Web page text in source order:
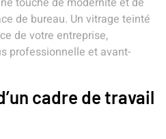
de bureau. Un vitrage teinté
de votre entreprise,
professionnelle et avant-
cadre de travail